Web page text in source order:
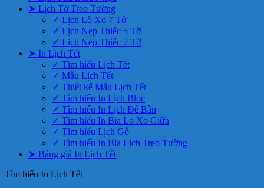
➤ Lịch Tờ Treo Tường
✓ Lịch Lò Xo 7 Tờ
✓ Lịch Nẹp Thiếc 5 Tờ
✓ Lịch Nẹp Thiếc 7 Tờ
➤ In Lịch Tết
✓ Tìm hiểu Lịch Tết
✓ Mẫu Lịch Tết
✓ Thiết kế Mẫu Lịch Tết
✓ Tìm hiểu In Lịch Bloc
✓ Tìm hiểu In Lịch Để Bàn
✓ Tìm hiểu In Bìa Lò Xo Giữa
✓ Tìm hiểu Lịch Gỗ
✓ Tìm hiểu In Bìa Lịch Treo Tường
➤ Bảng giá In Lịch Tết
Tìm hiểu In Lịch Tết